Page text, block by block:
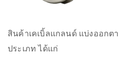
สินค้าเคเบิ้ลแกลนด์ แบ่งออกต
ประเภท ได้แก่